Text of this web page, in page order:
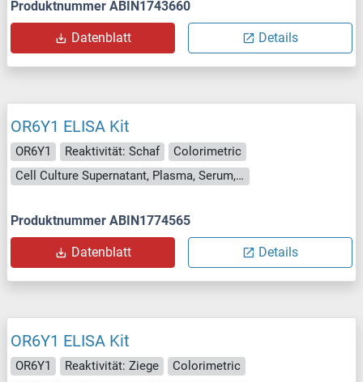
Produktnummer ABIN1743660
Datenblatt Details
OR6Y1 ELISA Kit
OR6Y1 Reaktivität: Schaf
Colorimetric
Cell Culture Supernatant, Plasma, Serum, Tissue Homogenate
Produktnummer ABIN1774565
Datenblatt Details
OR6Y1 ELISA Kit
OR6Y1 Reaktivität: Ziege
Colorimetric